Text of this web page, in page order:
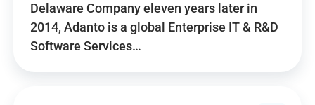
Delaware Company eleven years later in
2014, Adanto is a global Enterprise IT & R&D
Software Services…